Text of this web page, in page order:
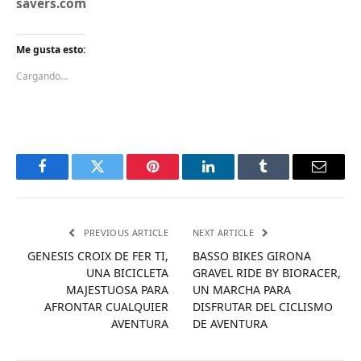
savers.com
Me gusta esto:
Cargando...
FacebookTwitter Pinterest LinkedInTumblr Email
PREVIOUS ARTICLE
GENESIS CROIX DE FER TI,
UNA BICICLETA
MAJESTUOSA PARA
AFRONTAR CUALQUIER
AVENTURA
NEXT ARTICLE
BASSO BIKES GIRONA
GRAVEL RIDE BY BIORACER,
UN MARCHA PARA
DISFRUTAR DEL CICLISMO
DE AVENTURA